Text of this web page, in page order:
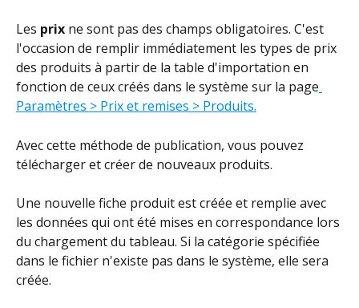
Les prix ne sont pas des champs obligatoires. C'est
l'occasion de remplir immédiatement les types de prix
des produits à partir de la table d'importation en
fonction de ceux créés dans le système sur la page
Paramètres > Prix et remises > Produits.
Avec cette méthode de publication, vous pouvez
télécharger et créer de nouveaux produits.
Une nouvelle fiche produit est créée et remplie avec
les données qui ont été mises en correspondance lors
du chargement du tableau. Si la catégorie spécifiée
dans le fichier n'existe pas dans le système, elle sera
créée.